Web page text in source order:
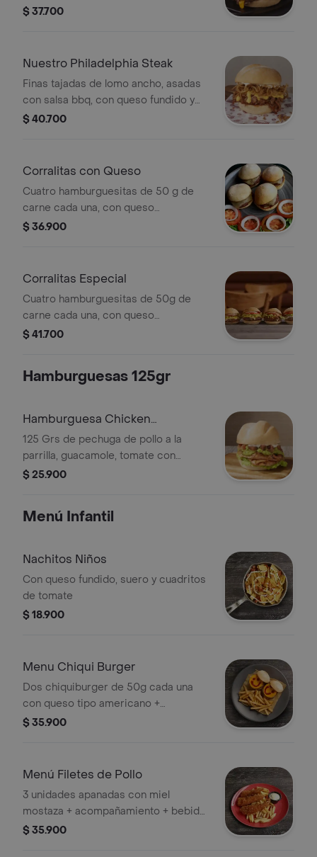
terreno, pepinillo, y cebolla marinada
$ 37.700
Nuestro Philadelphia Steak
Finas tajadas de lomo ancho, asadas
con salsa bbq, con queso fundido y
cebollitas locas.
$ 40.700
Corralitas con Queso
Cuatro hamburguesitas de 50 g de
carne cada una, con queso
mozzarella, cebolla, tomate y lechuga.
$ 36.900
Corralitas Especial
Cuatro hamburguesitas de 50g de
carne cada una, con queso
mozzarella, salsa de champiñones,
$ 41.700
Hamburguesas 125gr
Hamburguesa Chicken
Guacamole
125 Grs de pechuga de pollo a la
parrilla, guacamole, tomate con
cilantro, lechuga mayonesa y un toque
$ 25.900
Menú Infantil
Nachitos Niños
Con queso fundido, suero y cuadritos
de tomate
$ 18.900
Menu Chiqui Burger
Dos chiquiburger de 50g cada una
con queso tipo americano +
acompañamiento + bebida. Incluye
$ 35.900
Menú Filetes de Pollo
3 unidades apanadas con miel
mostaza + acompañamiento + bebida.
Incluye mini brownie
$ 35.900